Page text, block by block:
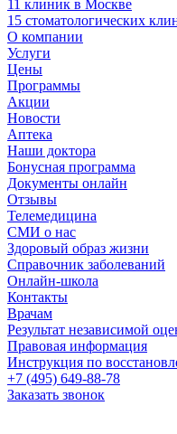
11 клиник в Москве
15 стоматологических
О компании
Услуги
Цены
Программы
Акции
Новости
Аптека
Наши доктора
Бонусная программа
Документы онлайн
Отзывы
Телемедицина
СМИ о нас
Здоровый образ жизни
Справочник заболеваний
Онлайн-школа
Контакты
Врачам
Результат независимой
Правовая информация
Инструкция по
+7 (495) 649-88-78
Заказать звонок